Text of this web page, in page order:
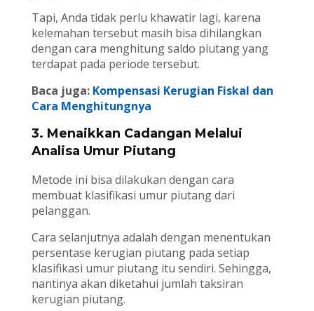
Tapi, Anda tidak perlu khawatir lagi, karena
kelemahan tersebut masih bisa dihilangkan
dengan cara menghitung saldo piutang yang
terdapat pada periode tersebut.
Baca juga: Kompensasi Kerugian Fiskal dan
Cara Menghitungnya
3. Menaikkan Cadangan Melalui
Analisa Umur Piutang
Metode ini bisa dilakukan dengan cara
membuat klasifikasi umur piutang dari
pelanggan.
Cara selanjutnya adalah dengan menentukan
persentase kerugian piutang pada setiap
klasifikasi umur piutang itu sendiri. Sehingga,
nantinya akan diketahui jumlah taksiran
kerugian piutang.